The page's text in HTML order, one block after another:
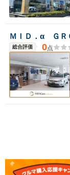
総合評価 0点